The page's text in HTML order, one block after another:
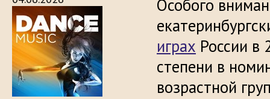
Особого
играх России в
степени в
возрастной